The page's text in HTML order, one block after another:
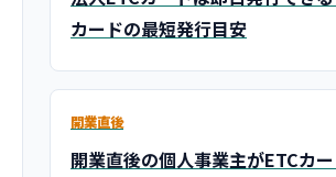
カードの最短発行目安
開業直後
開業直後の個人事業主がETCカ